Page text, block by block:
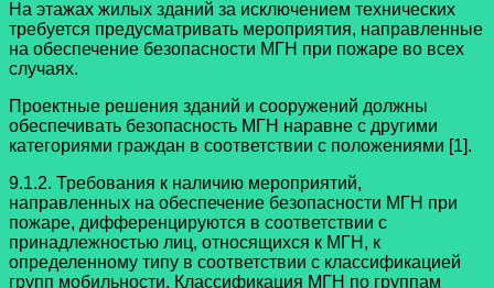
На этажах жилых зданий за исключением технических
требуется предусматривать мероприятия, направленные
на обеспечение безопасности МГН при пожаре во всех
случаях.
Проектные решения зданий и сооружений должны
обеспечивать безопасность МГН наравне с другими
категориями граждан в соответствии с положениями [1].
9.1.2. Требования к наличию мероприятий,
направленных на обеспечение безопасности МГН при
пожаре, дифференцируются в соответствии с
принадлежностью лиц, относящихся к МГН, к
определенному типу в соответствии с классификацией
групп мобильности. Классификация МГН по группам